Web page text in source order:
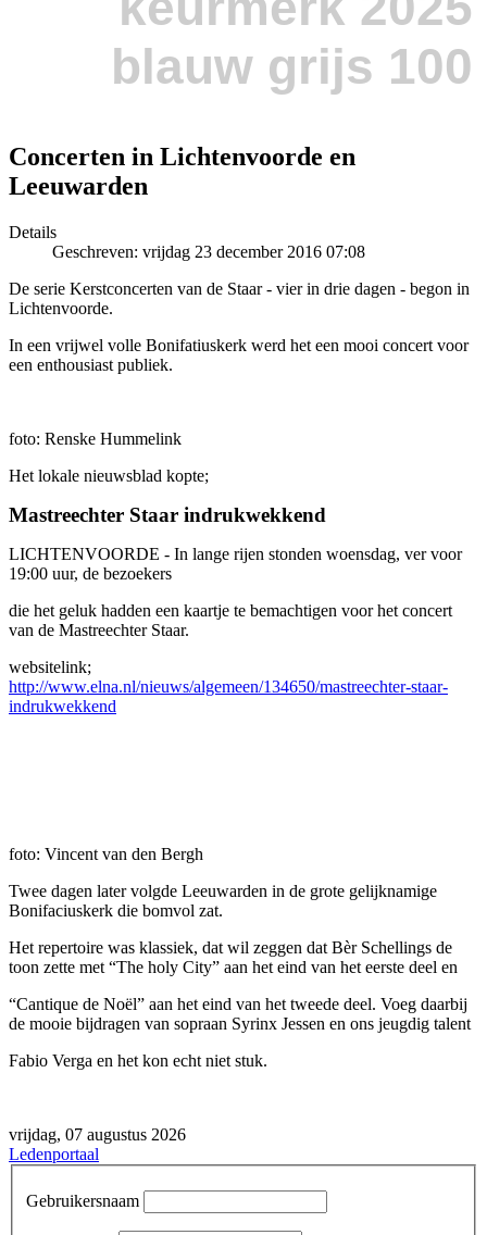
Concerten in Lichtenvoorde en
Leeuwarden
Details
Geschreven: vrijdag 23 december 2016 07:08
De serie Kerstconcerten van de Staar - vier in drie dagen - begon in
Lichtenvoorde.
In een vrijwel volle Bonifatiuskerk werd het een mooi concert voor
een enthousiast publiek.
foto: Renske Hummelink
Het lokale nieuwsblad kopte;
Mastreechter Staar indrukwekkend
LICHTENVOORDE - In lange rijen stonden woensdag, ver voor
19:00 uur, de bezoekers
die het geluk hadden een kaartje te bemachtigen voor het concert
van de Mastreechter Staar.
websitelink;
http://www.elna.nl/nieuws/algemeen/134650/mastreechter-staar-
indrukwekkend
foto: Vincent van den Bergh
Twee dagen later volgde Leeuwarden in de grote gelijknamige
Bonifaciuskerk die bomvol zat.
Het repertoire was klassiek, dat wil zeggen dat Bèr Schellings de
toon zette met “The holy City” aan het eind van het eerste deel en
“Cantique de Noël” aan het eind van het tweede deel. Voeg daarbij
de mooie bijdragen van sopraan Syrinx Jessen en ons jeugdig talent
Fabio Verga en het kon echt niet stuk.
vrijdag, 07 augustus 2026
Ledenportaal
Gebruikersnaam